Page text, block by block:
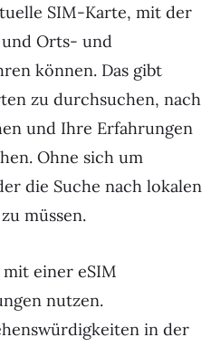
SIM-Karte, mit der
Orts- und
können. Das gibt
zu durchsuchen, nach
und Ihre Erfahrungen
Ohne sich um
die Suche nach lokalen
müssen.
einer eSIM
nutzen.
in der